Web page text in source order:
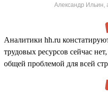
Александр Ильин,
Аналитики hh.ru
трудовых ресурсов сейчас
общей проблемой для всей